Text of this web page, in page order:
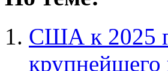
США к 2025
крупнейшего